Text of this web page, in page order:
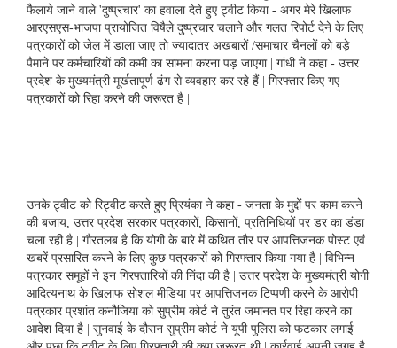
फैलाये जाने वाले 'दुष्प्रचार' का हवाला देते हुए ट्वीट किया - अगर मेरे खिलाफ
आरएसएस-भाजपा प्रायोजित विषैले दुष्प्रचार चलाने और गलत रिपोर्ट देने के लिए
पत्रकारों को जेल में डाला जाए तो ज्यादातर अखबारों /समाचार चैनलों को बड़े
पैमाने पर कर्मचारियों की कमी का सामना करना पड़ जाएगा | गांधी ने कहा - उत्तर
प्रदेश के मुख्यमंत्री मूर्खतापूर्ण ढंग से व्यवहार कर रहे हैं | गिरफ्तार किए गए
पत्रकारों को रिहा करने की जरूरत है |
उनके ट्वीट को रिट्वीट करते हुए प्रियंका ने कहा - जनता के मुद्दों पर काम करने
की बजाय, उत्तर प्रदेश सरकार पत्रकारों, किसानों, प्रतिनिधियों पर डर का डंडा
चला रही है | गौरतलब है कि योगी के बारे में कथित तौर पर आपत्तिजनक पोस्ट एवं
खबरें प्रसारित करने के लिए कुछ पत्रकारों को गिरफ्तार किया गया है | विभिन्न
पत्रकार समूहों ने इन गिरफ्तारियों की निंदा की है | उत्तर प्रदेश के मुख्यमंत्री योगी
आदित्यनाथ के खिलाफ सोशल मीडिया पर आपत्तिजनक टिप्पणी करने के आरोपी
पत्रकार प्रशांत कनौजिया को सुप्रीम कोर्ट ने तुरंत जमानत पर रिहा करने का
आदेश दिया है | सुनवाई के दौरान सुप्रीम कोर्ट ने यूपी पुलिस को फटकार लगाई